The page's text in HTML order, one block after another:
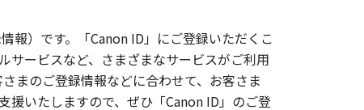
報）です。「Canon ID」にご登録いただくこ
サービスなど、さまざまなサービスがご利用
まのご登録情報などに合わせて、お客さま
援いたしますので、ぜひ「Canon ID」のご登